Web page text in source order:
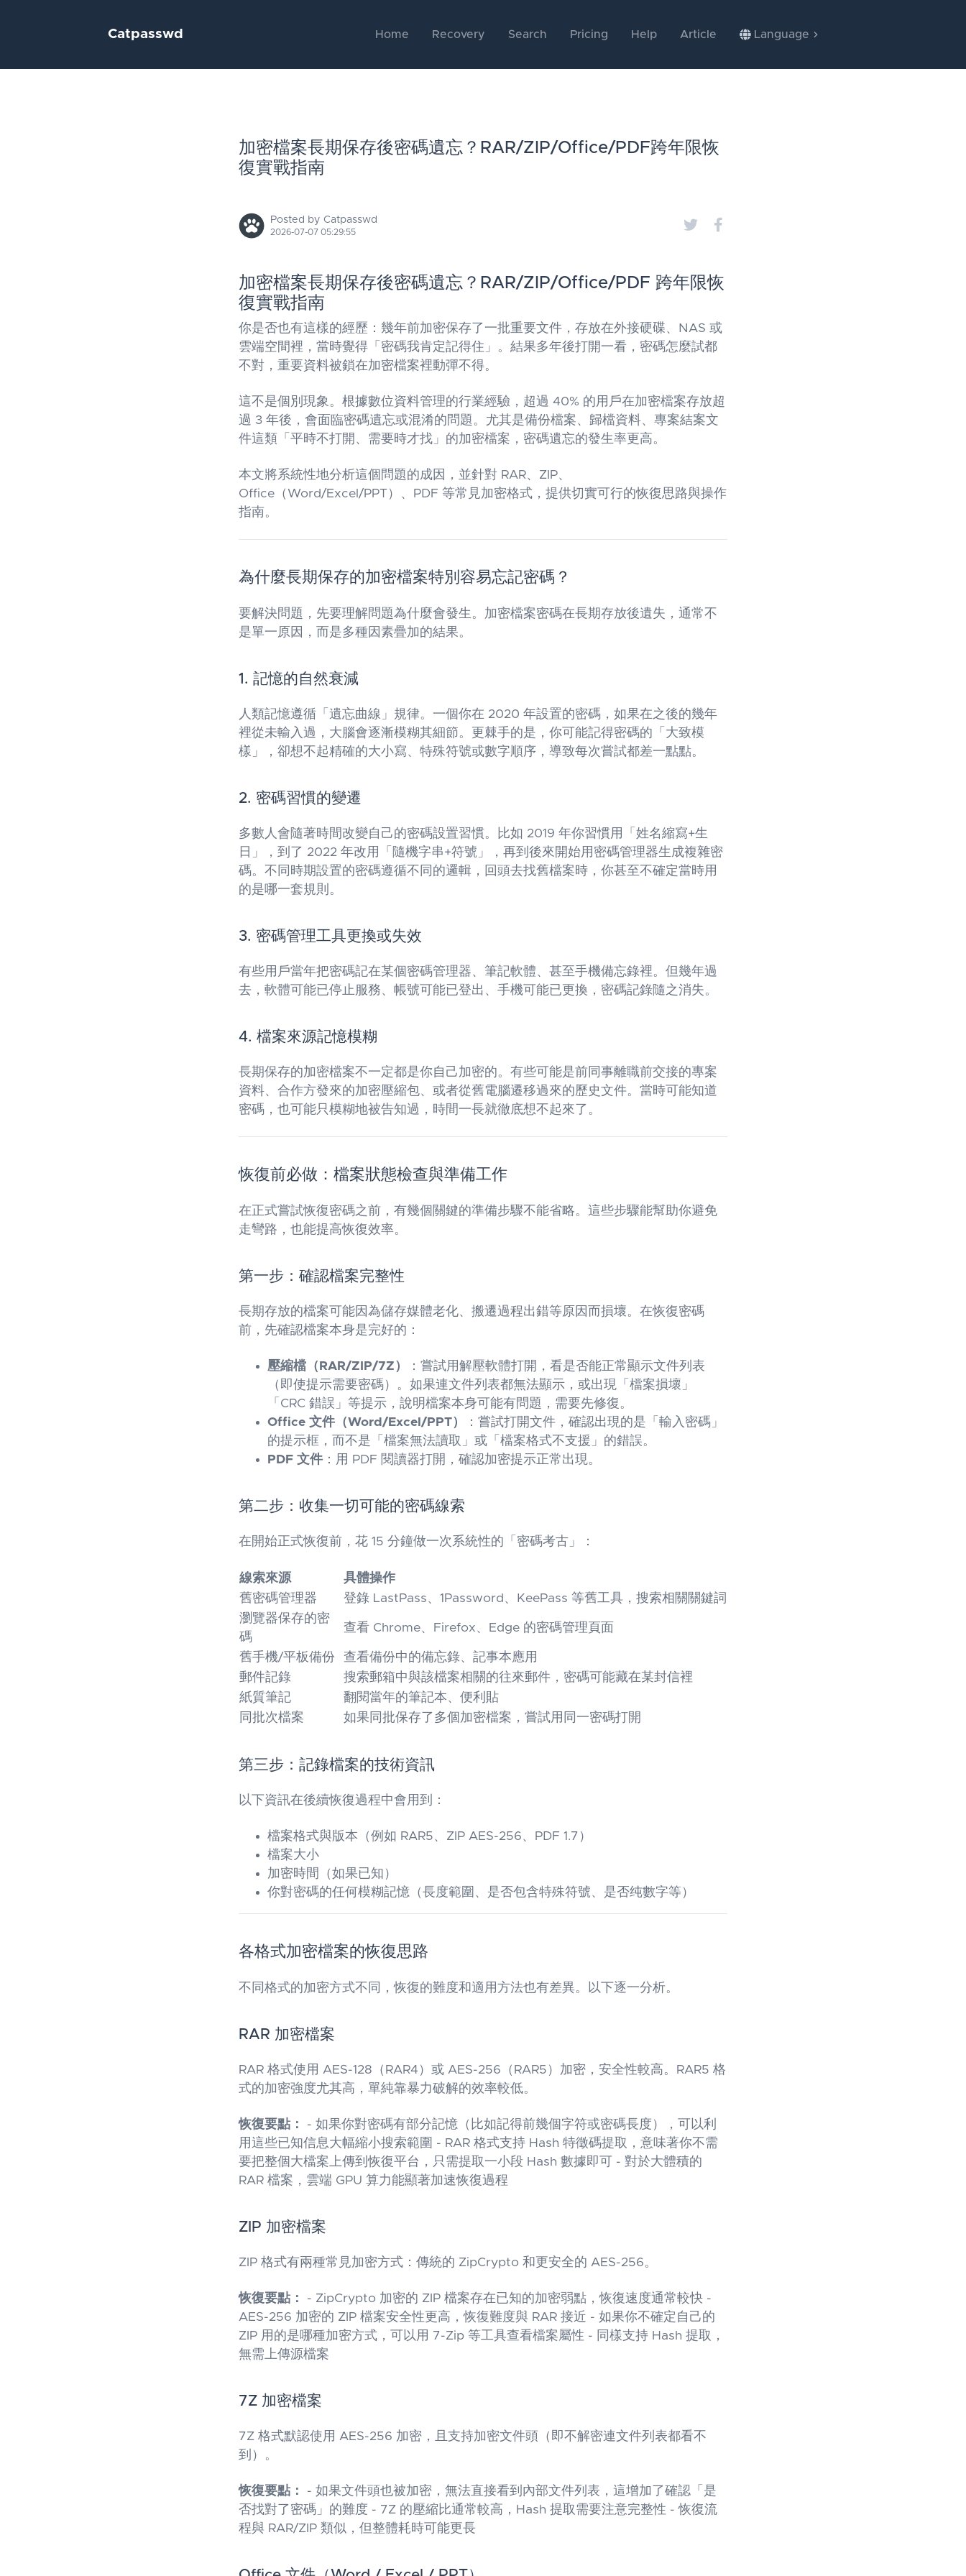
Catpasswd Home Recovery Search Pricing Help Article Language
加密檔案長期保存後密碼遺忘？RAR/ZIP/Office/PDF跨年限恢
復實戰指南
Posted by Catpasswd
2026-07-07 05:29:55
加密檔案長期保存後密碼遺忘？RAR/ZIP/Office/PDF 跨年限恢
復實戰指南
你是否也有這樣的經歷：幾年前加密保存了一批重要文件，存放在外接硬碟、NAS 或
雲端空間裡，當時覺得「密碼我肯定記得住」。結果多年後打開一看，密碼怎麼試都
不對，重要資料被鎖在加密檔案裡動彈不得。
這不是個別現象。根據數位資料管理的行業經驗，超過 40% 的用戶在加密檔案存放超
過 3 年後，會面臨密碼遺忘或混淆的問題。尤其是備份檔案、歸檔資料、專案結案文
件這類「平時不打開、需要時才找」的加密檔案，密碼遺忘的發生率更高。
本文將系統性地分析這個問題的成因，並針對 RAR、ZIP、
Office（Word/Excel/PPT）、PDF 等常見加密格式，提供切實可行的恢復思路與操作
指南。
為什麼長期保存的加密檔案特別容易忘記密碼？
要解決問題，先要理解問題為什麼會發生。加密檔案密碼在長期存放後遺失，通常不
是單一原因，而是多種因素疊加的結果。
1. 記憶的自然衰減
人類記憶遵循「遺忘曲線」規律。一個你在 2020 年設置的密碼，如果在之後的幾年
裡從未輸入過，大腦會逐漸模糊其細節。更棘手的是，你可能記得密碼的「大致模
樣」，卻想不起精確的大小寫、特殊符號或數字順序，導致每次嘗試都差一點點。
2. 密碼習慣的變遷
多數人會隨著時間改變自己的密碼設置習慣。比如 2019 年你習慣用「姓名縮寫+生
日」，到了 2022 年改用「隨機字串+符號」，再到後來開始用密碼管理器生成複雜密
碼。不同時期設置的密碼遵循不同的邏輯，回頭去找舊檔案時，你甚至不確定當時用
的是哪一套規則。
3. 密碼管理工具更換或失效
有些用戶當年把密碼記在某個密碼管理器、筆記軟體、甚至手機備忘錄裡。但幾年過
去，軟體可能已停止服務、帳號可能已登出、手機可能已更換，密碼記錄隨之消失。
4. 檔案來源記憶模糊
長期保存的加密檔案不一定都是你自己加密的。有些可能是前同事離職前交接的專案
資料、合作方發來的加密壓縮包、或者從舊電腦遷移過來的歷史文件。當時可能知道
密碼，也可能只模糊地被告知過，時間一長就徹底想不起來了。
恢復前必做：檔案狀態檢查與準備工作
在正式嘗試恢復密碼之前，有幾個關鍵的準備步驟不能省略。這些步驟能幫助你避免
走彎路，也能提高恢復效率。
第一步：確認檔案完整性
長期存放的檔案可能因為儲存媒體老化、搬遷過程出錯等原因而損壞。在恢復密碼
前，先確認檔案本身是完好的：
壓縮檔（RAR/ZIP/7Z）
：嘗試用解壓軟體打開，看是否能正常顯示文件列表
（即使提示需要密碼）。如果連文件列表都無法顯示，或出現「檔案損壞」
「CRC 錯誤」等提示，說明檔案本身可能有問題，需要先修復。
Office 文件（Word/Excel/PPT）
：嘗試打開文件，確認出現的是「輸入密碼」
的提示框，而不是「檔案無法讀取」或「檔案格式不支援」的錯誤。
PDF 文件 ：用 PDF 閱讀器打開，確認加密提示正常出現。
第二步：收集一切可能的密碼線索
在開始正式恢復前，花 15 分鐘做一次系統性的「密碼考古」：
線索來源
具體操作
舊密碼管理器
登錄 LastPass、1Password、KeePass 等舊工具，搜索相關關鍵詞
瀏覽器保存的密
碼
查看 Chrome、Firefox、Edge 的密碼管理頁面
舊手機/平板備份
查看備份中的備忘錄、記事本應用
郵件記錄
搜索郵箱中與該檔案相關的往來郵件，密碼可能藏在某封信裡
紙質筆記
翻閱當年的筆記本、便利貼
同批次檔案
如果同批保存了多個加密檔案，嘗試用同一密碼打開
第三步：記錄檔案的技術資訊
以下資訊在後續恢復過程中會用到：
檔案格式與版本（例如 RAR5、ZIP AES-256、PDF 1.7）
檔案大小
加密時間（如果已知）
你對密碼的任何模糊記憶（長度範圍、是否包含特殊符號、是否纯數字等）
各格式加密檔案的恢復思路
不同格式的加密方式不同，恢復的難度和適用方法也有差異。以下逐一分析。
RAR 加密檔案
RAR 格式使用 AES-128（RAR4）或 AES-256（RAR5）加密，安全性較高。RAR5 格
式的加密強度尤其高，單純靠暴力破解的效率較低。
恢復要點：
- 如果你對密碼有部分記憶（比如記得前幾個字符或密碼長度），可以利
用這些已知信息大幅縮小搜索範圍 - RAR 格式支持 Hash 特徵碼提取，意味著你不需
要把整個大檔案上傳到恢復平台，只需提取一小段 Hash 數據即可 - 對於大體積的
RAR 檔案，雲端 GPU 算力能顯著加速恢復過程
ZIP 加密檔案
ZIP 格式有兩種常見加密方式：傳統的 ZipCrypto 和更安全的 AES-256。
恢復要點：
- ZipCrypto 加密的 ZIP 檔案存在已知的加密弱點，恢復速度通常較快 -
AES-256 加密的 ZIP 檔案安全性更高，恢復難度與 RAR 接近 - 如果你不確定自己的
ZIP 用的是哪種加密方式，可以用 7-Zip 等工具查看檔案屬性 - 同樣支持 Hash 提取，
無需上傳源檔案
7Z 加密檔案
7Z 格式默認使用 AES-256 加密，且支持加密文件頭（即不解密連文件列表都看不
到）。
恢復要點：
- 如果文件頭也被加密，無法直接看到內部文件列表，這增加了確認「是
否找對了密碼」的難度 - 7Z 的壓縮比通常較高，Hash 提取需要注意完整性 - 恢復流
程與 RAR/ZIP 類似，但整體耗時可能更長